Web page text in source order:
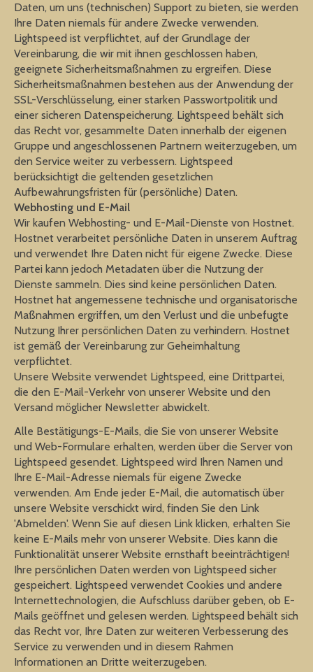
Daten, um uns (technischen) Support zu bieten, sie werden
Ihre Daten niemals für andere Zwecke verwenden.
Lightspeed ist verpflichtet, auf der Grundlage der
Vereinbarung, die wir mit ihnen geschlossen haben,
geeignete Sicherheitsmaßnahmen zu ergreifen. Diese
Sicherheitsmaßnahmen bestehen aus der Anwendung der
SSL-Verschlüsselung, einer starken Passwortpolitik und
einer sicheren Datenspeicherung. Lightspeed behält sich
das Recht vor, gesammelte Daten innerhalb der eigenen
Gruppe und angeschlossenen Partnern weiterzugeben, um
den Service weiter zu verbessern. Lightspeed
berücksichtigt die geltenden gesetzlichen
Aufbewahrungsfristen für (persönliche) Daten.
Webhosting und E-Mail
Wir kaufen Webhosting- und E-Mail-Dienste von Hostnet.
Hostnet verarbeitet persönliche Daten in unserem Auftrag
und verwendet Ihre Daten nicht für eigene Zwecke. Diese
Partei kann jedoch Metadaten über die Nutzung der
Dienste sammeln. Dies sind keine persönlichen Daten.
Hostnet hat angemessene technische und organisatorische
Maßnahmen ergriffen, um den Verlust und die unbefugte
Nutzung Ihrer persönlichen Daten zu verhindern. Hostnet
ist gemäß der Vereinbarung zur Geheimhaltung
verpflichtet.
Unsere Website verwendet Lightspeed, eine Drittpartei,
die den E-Mail-Verkehr von unserer Website und den
Versand möglicher Newsletter abwickelt.
Alle Bestätigungs-E-Mails, die Sie von unserer Website
und Web-Formulare erhalten, werden über die Server von
Lightspeed gesendet. Lightspeed wird Ihren Namen und
Ihre E-Mail-Adresse niemals für eigene Zwecke
verwenden. Am Ende jeder E-Mail, die automatisch über
unsere Website verschickt wird, finden Sie den Link
'Abmelden'. Wenn Sie auf diesen Link klicken, erhalten Sie
keine E-Mails mehr von unserer Website. Dies kann die
Funktionalität unserer Website ernsthaft beeinträchtigen!
Ihre persönlichen Daten werden von Lightspeed sicher
gespeichert. Lightspeed verwendet Cookies und andere
Internettechnologien, die Aufschluss darüber geben, ob E-
Mails geöffnet und gelesen werden. Lightspeed behält sich
das Recht vor, Ihre Daten zur weiteren Verbesserung des
Service zu verwenden und in diesem Rahmen
Informationen an Dritte weiterzugeben.